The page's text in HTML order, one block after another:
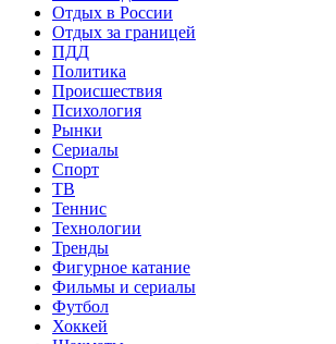
Отдых в России
Отдых за границей
ПДД
Политика
Происшествия
Психология
Рынки
Сериалы
Спорт
ТВ
Теннис
Технологии
Тренды
Фигурное катание
Фильмы и сериалы
Футбол
Хоккей